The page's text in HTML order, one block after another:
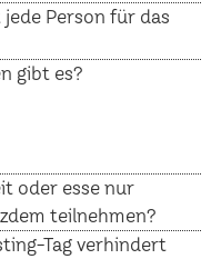
Person für das
gibt es?
oder esse nur
teilnehmen?
Tag verhindert